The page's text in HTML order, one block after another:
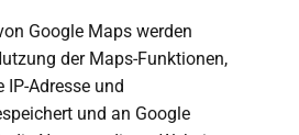
Google Maps werden
der Maps-Funktionen,
IP-Adresse und
und an Google